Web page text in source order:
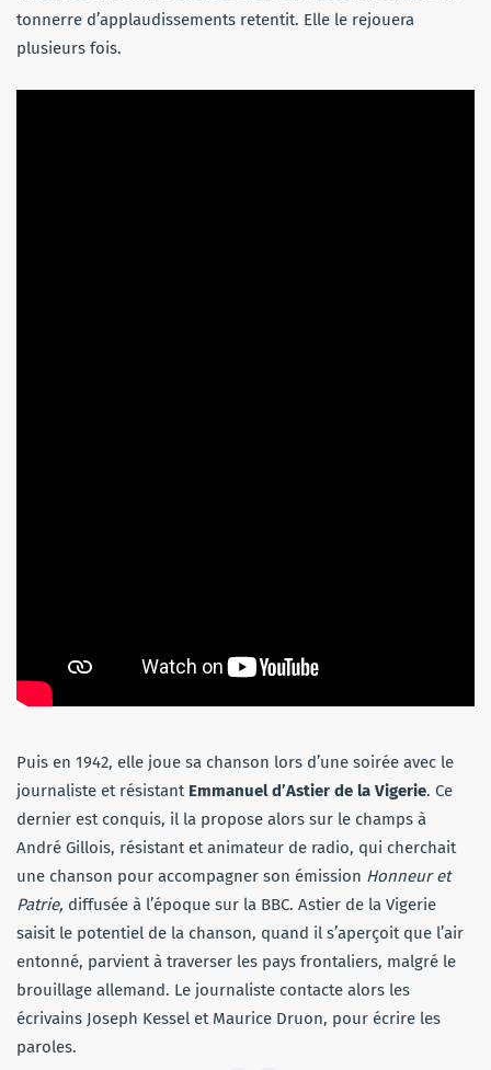
tonnerre d’applaudissements retentit. Elle le rejouera
plusieurs fois.
Puis en 1942, elle joue sa chanson lors d’une soirée avec le
journaliste et résistant Emmanuel d’Astier de la Vigerie. Ce
dernier est conquis, il la propose alors sur le champs à
André Gillois, résistant et animateur de radio, qui cherchait
une chanson pour accompagner son émission Honneur et
Patrie, diffusée à l’époque sur la BBC. Astier de la Vigerie
saisit le potentiel de la chanson, quand il s’aperçoit que l’air
entonné, parvient à traverser les pays frontaliers, malgré le
brouillage allemand. Le journaliste contacte alors les
écrivains Joseph Kessel et Maurice Druon, pour écrire les
paroles.